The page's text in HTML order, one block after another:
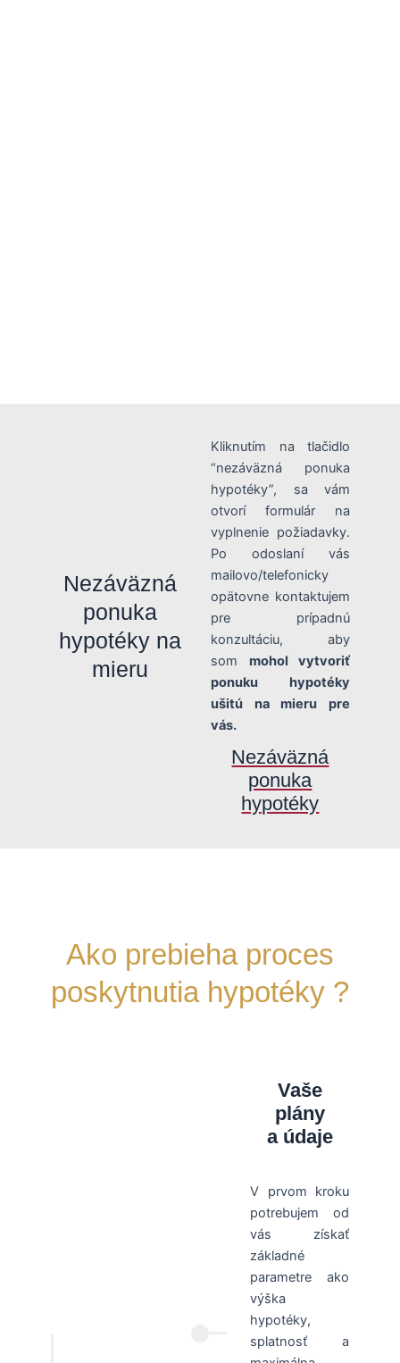
Nezáväzná
ponuka
hypotéky na
mieru
Kliknutím na tlačidlo
“nezáväzná ponuka
hypotéky”, sa vám
otvorí formulár na
vyplnenie požiadavky.
Po odoslaní vás
mailovo/telefonicky
opätovne kontaktujem
pre prípadnú
konzultáciu, aby
som mohol vytvoriť
ponuku hypotéky
ušitú na mieru pre
vás.
Nezáväzná
ponuka
hypotéky
Ako prebieha proces
poskytnutia hypotéky ?
Vaše
plány
a údaje
V prvom kroku
potrebujem od
vás získať
základné
parametre ako
výška
hypotéky,
splatnosť a